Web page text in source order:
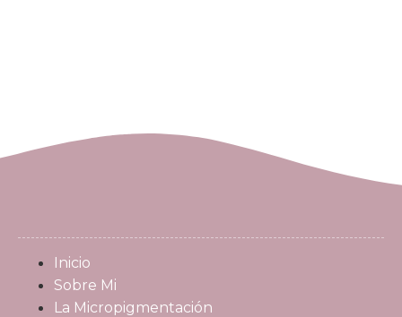
Inicio
Sobre Mi
La Micropigmentación